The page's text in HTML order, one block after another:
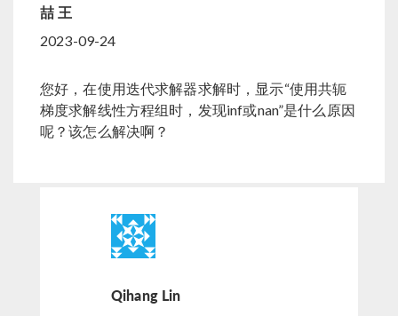
喆 王
2023-09-24
您好，在使用迭代求解器求解时，显示“使用共轭
梯度求解线性方程组时，发现inf或nan”是什么原因
呢？该怎么解决啊？
Qihang Lin